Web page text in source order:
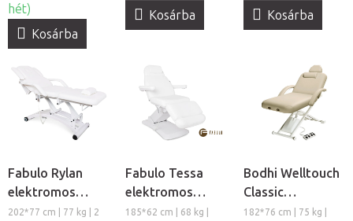
hét)
Kosárba
Kosárba
Kosárba
Fabulo Rylan
elektromos
kezelőágy
202*77 cm | 77 kg | 2
Fabulo Tessa
elektromos
kozmetikai
185*62 cm | 68 kg |
Bodhi Welltouch
Classic
elektromos
182*76 cm | 75 kg |